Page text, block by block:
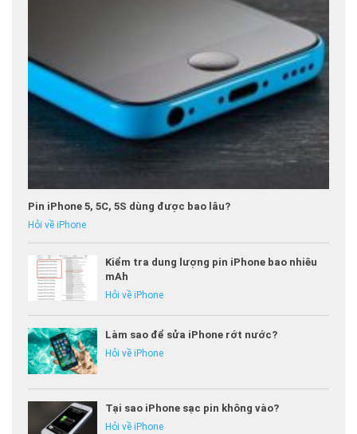
Pin iPhone 5, 5C, 5S dùng được bao lâu?
Hỏi về iPhone
Kiểm tra dung lượng pin iPhone bao nhiêu
mAh
Hỏi về iPhone
Làm sao để sửa iPhone rớt nước?
Hỏi về iPhone
Tại sao iPhone sạc pin không vào?
Hỏi về iPhone